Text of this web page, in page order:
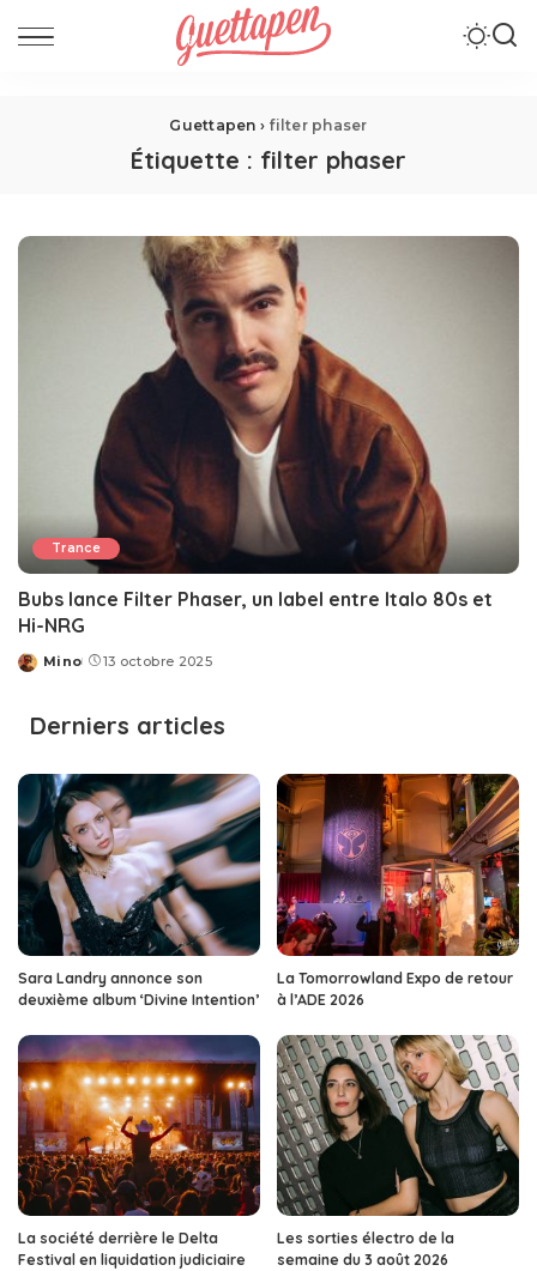
Guettapen › filter phaser
Étiquette : filter phaser
Trance
Bubs lance Filter Phaser, un label entre Italo 80s et
Hi-NRG
Posted
Mino 13 octobre 2025
Derniers articles
Sara Landry annonce son
deuxième album ‘Divine Intention’
La Tomorrowland Expo de retour
à l’ADE 2026
La société derrière le Delta
Festival en liquidation judiciaire
Les sorties électro de la
semaine du 3 août 2026